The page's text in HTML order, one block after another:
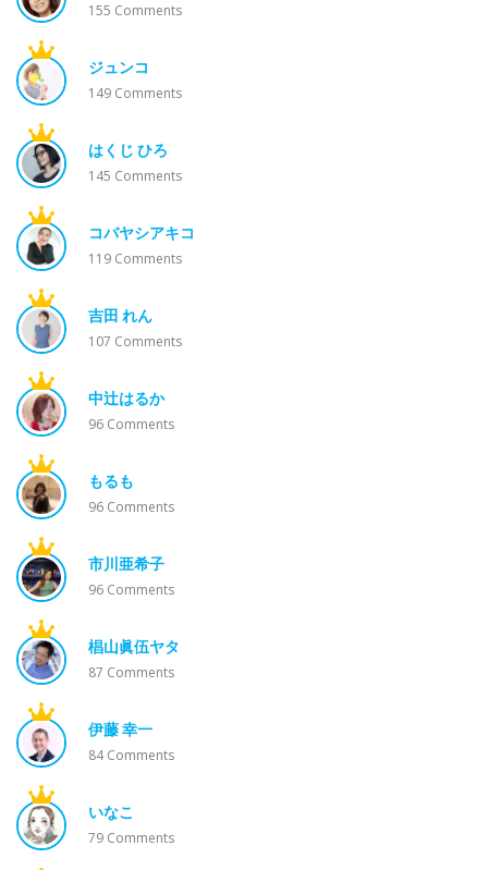
155 Comments
ジュンコ
149 Comments
はくじ ひろ
145 Comments
コバヤシアキコ
119 Comments
吉田 れん
107 Comments
中辻はるか
96 Comments
もるも
96 Comments
市川亜希子
96 Comments
椙山眞伍ヤタ
87 Comments
伊藤 幸一
84Comments
いなこ
79 Comments